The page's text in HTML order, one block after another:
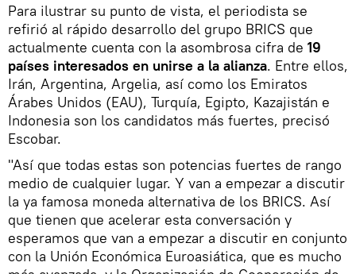
Para ilustrar su punto de vista, el periodista se
refirió al rápido desarrollo del grupo BRICS que
actualmente cuenta con la asombrosa cifra de 19
países interesados en unirse a la alianza. Entre ellos,
Irán, Argentina, Argelia, así como los Emiratos
Árabes Unidos (EAU)​, Turquía, Egipto, Kazajistán e
Indonesia son los candidatos más fuertes, precisó
Escobar.
"Así que todas estas son potencias fuertes de rango
medio de cualquier lugar. Y van a empezar a discutir
la ya famosa moneda alternativa de los BRICS. Así
que tienen que acelerar esta conversación y
esperamos que van a empezar a discutir en conjunto
con la Unión Económica Euroasiática, que es mucho